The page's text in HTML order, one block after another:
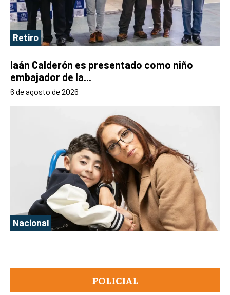
POLICIAL
Retiro
Iaán Calderón es presentado como niño
embajador de la...
6 de agosto de 2026
Nacional